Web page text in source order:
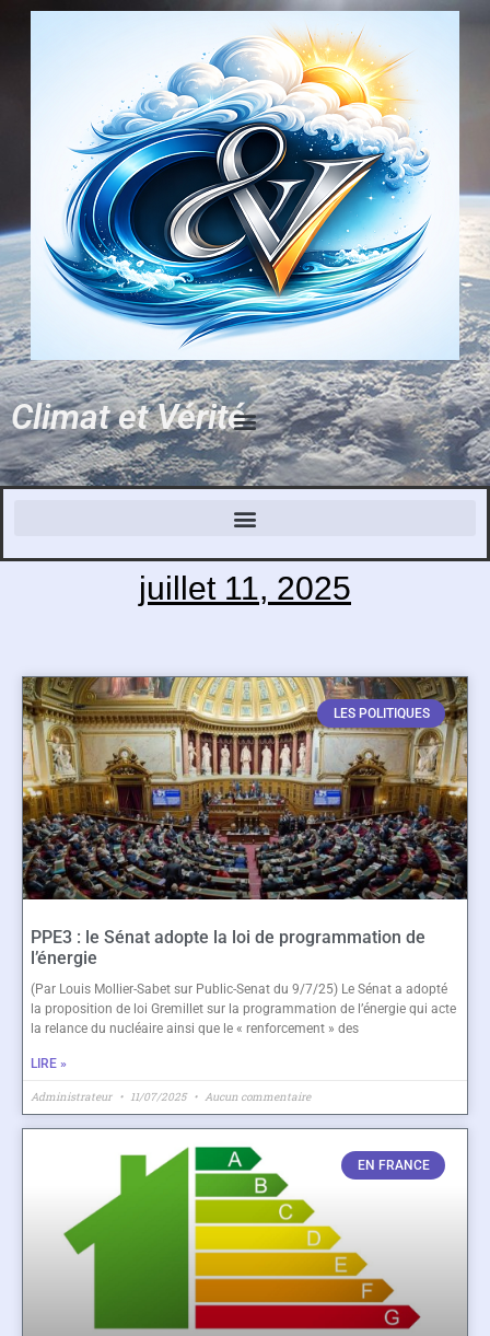
Climat et Vérité
juillet 11, 2025
LES POLITIQUES
PPE3 : le Sénat adopte la loi de programmation de
l’énergie
(Par Louis Mollier-Sabet sur Public-Senat du 9/7/25) Le Sénat a adopté
la proposition de loi Gremillet sur la programmation de l’énergie qui acte
la relance du nucléaire ainsi que le « renforcement » des
LIRE »
Administrateur 11/07/2025 Aucun commentaire
EN FRANCE